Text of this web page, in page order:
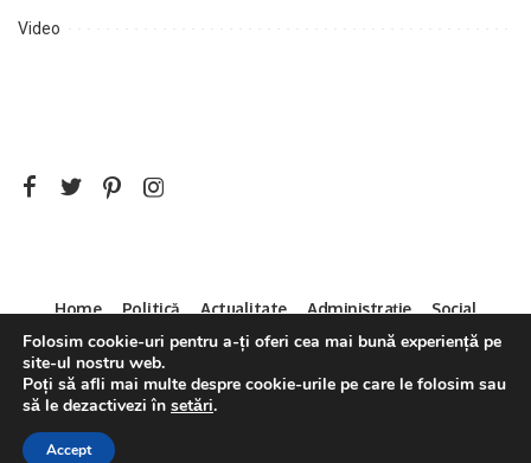
Video
Home Politică Actualitate Administrație
Social
Sport
Mica Publicitate Servicii
Contact
Folosim cookie-uri pentru a-ți oferi cea mai bună experiență pe
site-ul nostru web.
Poți să afli mai multe despre cookie-urile pe care le folosim sau
să le dezactivezi în setări.
Accept